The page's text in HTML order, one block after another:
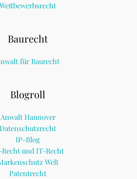
Wettbewerbsrecht
Baurecht
für Baurecht
Blogroll
Anwalt Hannover
Datenschutzrecht
IP-Blog
und IT-Recht
Welt
Patentrecht